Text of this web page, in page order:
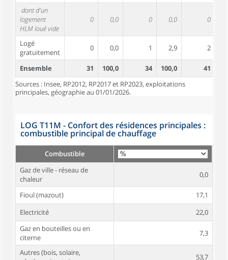
dont d'un
logement
HLM loué vide
0 0,0 0 0,0 0
Logé
gratuitement
0 0,0 1 2,9 2
Ensemble 31 100,0 34 100,0 41
Sources : Insee, RP2012, RP2017 et RP2023, exploitations
principales, géographie au 01/01/2026.
LOG T11M - Confort des résidences principales :
combustible principal de chauffage
Combustible
Gaz de ville - réseau de
chaleur
0,0
Fioul (mazout)
17,1
Electricité
22,0
Gaz en bouteilles ou en
citerne
7,3
Autres (bois, solaire,
53,7